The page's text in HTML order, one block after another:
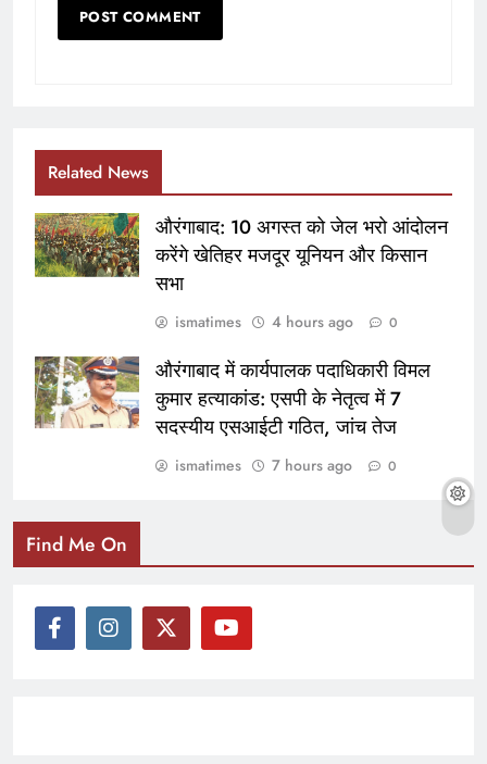
Related News
औरंगाबाद: 10 अगस्त को जेल भरो आंदोलन
करेंगे खेतिहर मजदूर यूनियन और किसान
सभा
ismatimes 4 hours ago 0
औरंगाबाद में कार्यपालक पदाधिकारी विमल
कुमार हत्याकांड: एसपी के नेतृत्व में 7
सदस्यीय एसआईटी गठित, जांच तेज
ismatimes 7 hours ago 0
Find Me On